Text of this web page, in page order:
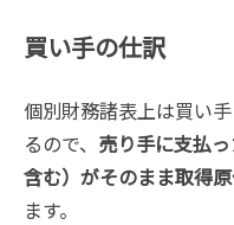
買い手の仕訳
個別財務諸表上は買い
るので、 売り手に支払
含む）がそのまま取得
ます。